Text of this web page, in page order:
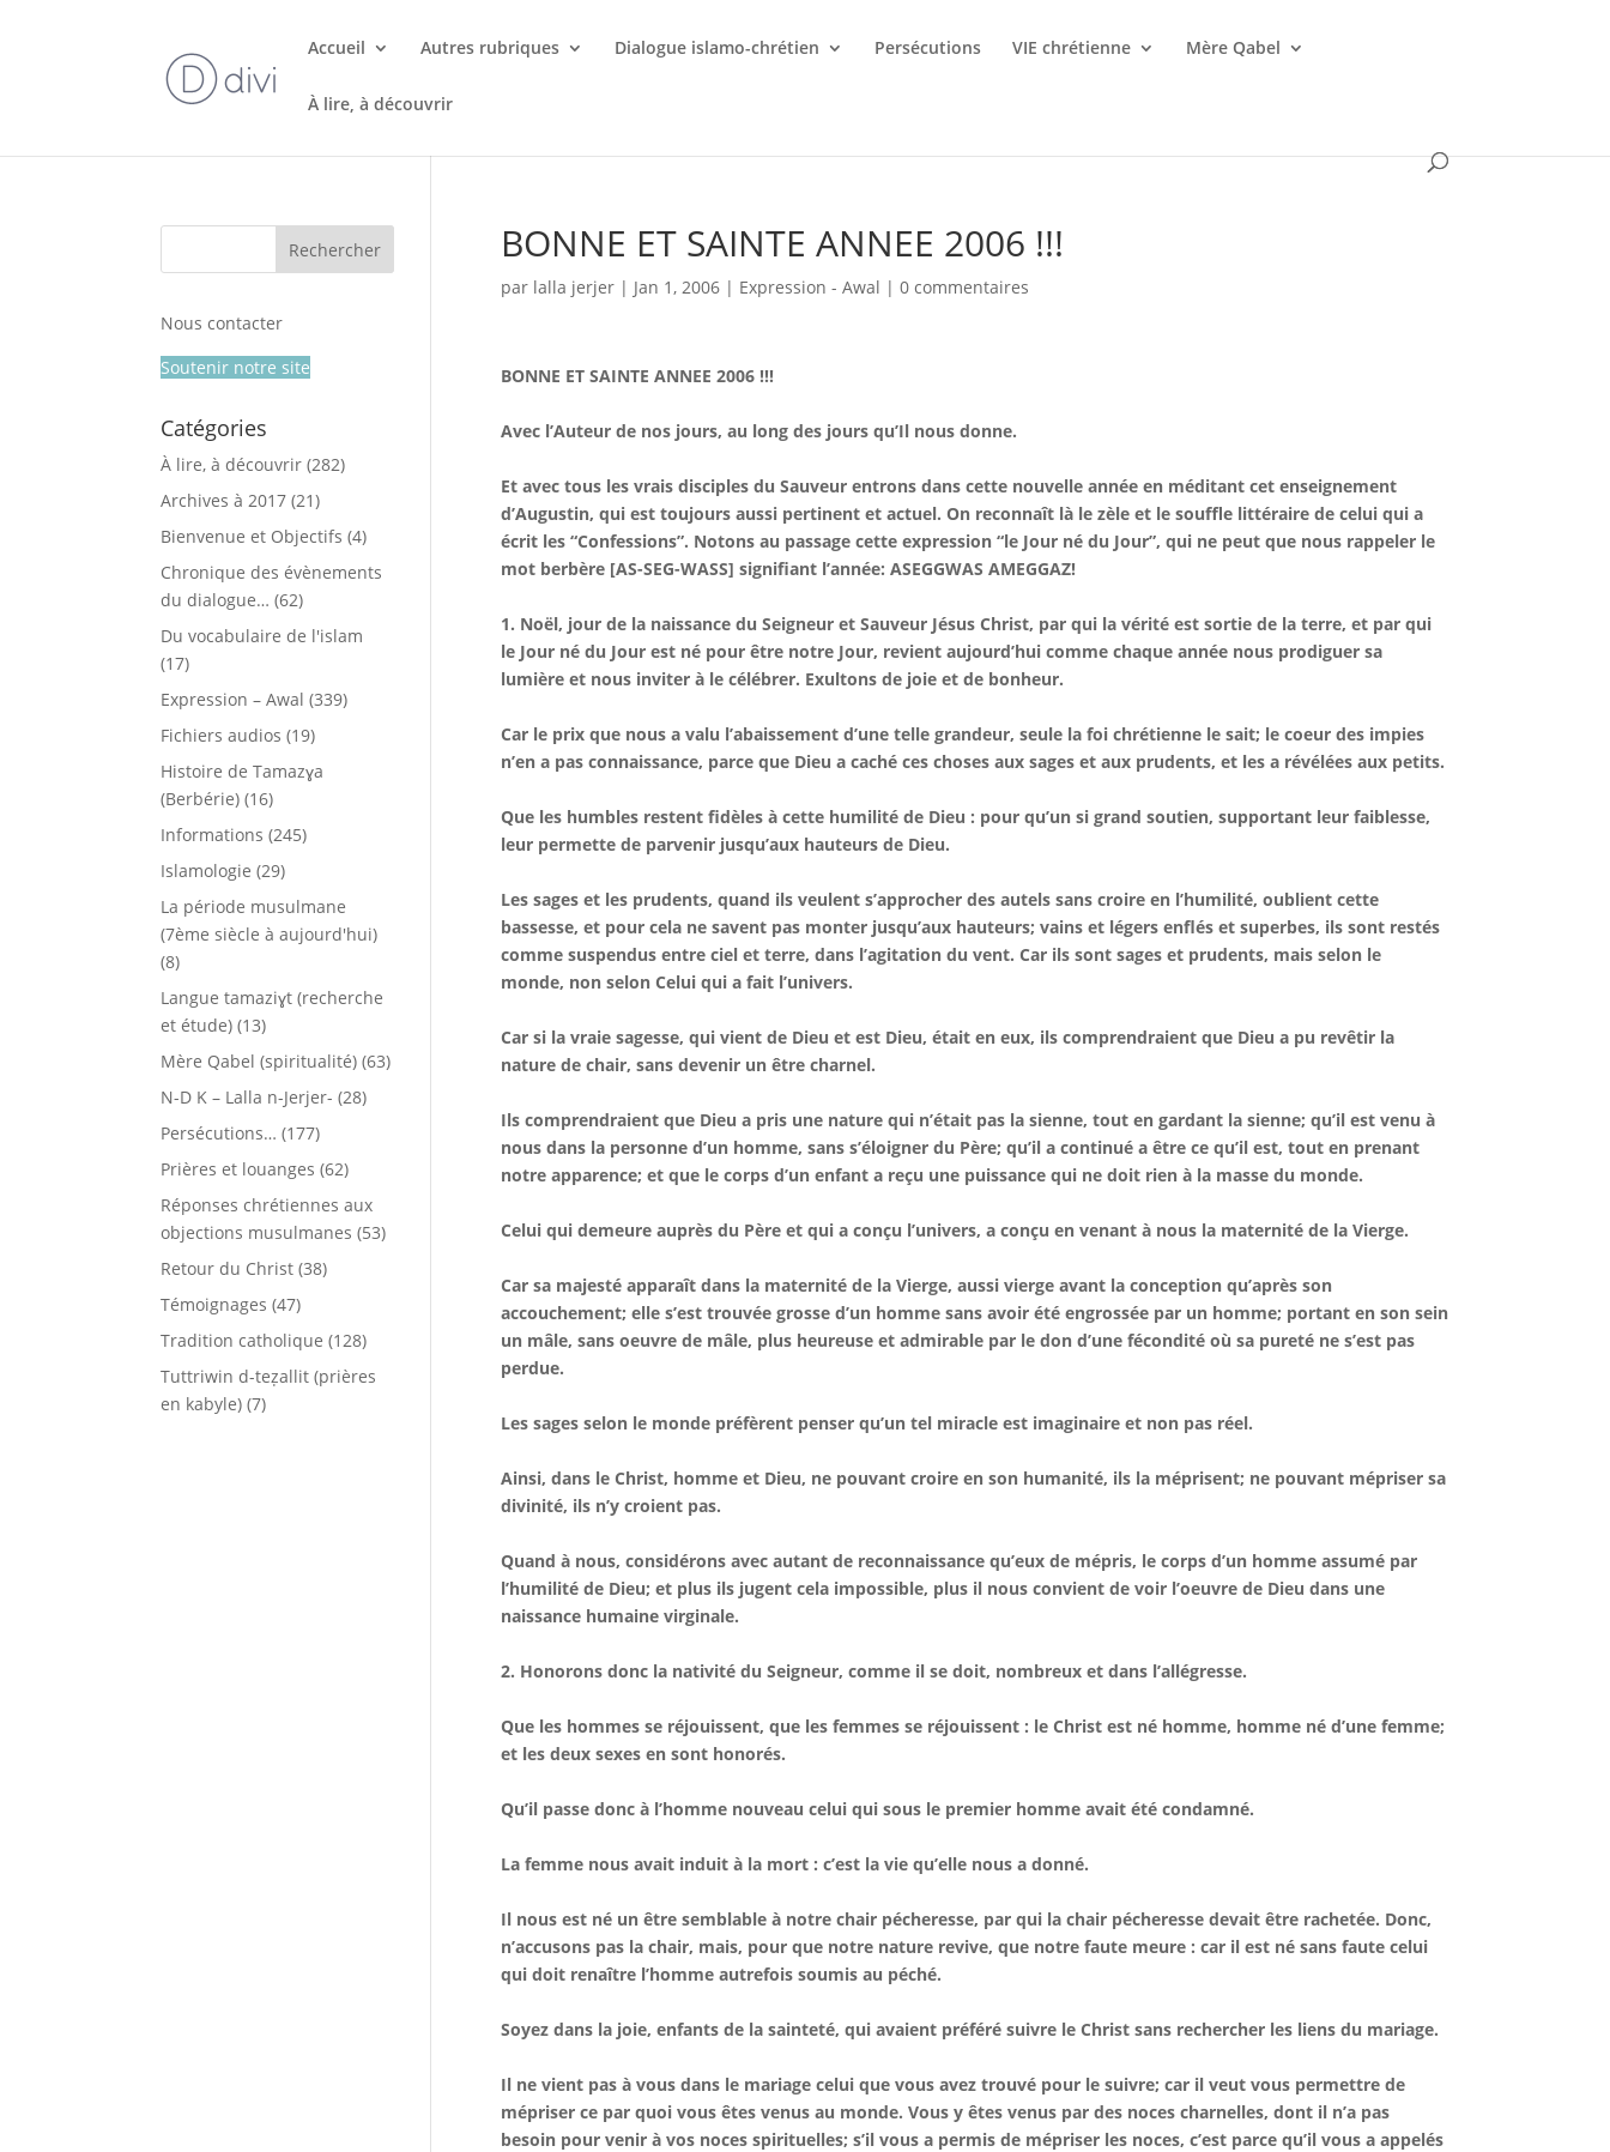
Accueil Autres rubriques Dialogue islamo-chrétien Persécutions VIE chrétienne Mère Qabel
À lire, à découvrir
BONNE ET SAINTE ANNEE 2006 !!!
par lalla jerjer| Jan 1, 2006| Expression - Awal | 0 commentaires
BONNE ET SAINTE ANNEE 2006 !!!
Avec l’Auteur de nos jours, au long des jours qu’Il nous donne.
Et avec tous les vrais disciples du Sauveur entrons dans cette nouvelle année en méditant cet enseignement
d’Augustin, qui est toujours aussi pertinent et actuel. On reconnaît là le zèle et le souffle littéraire de celui qui a
écrit les “Confessions”. Notons au passage cette expression “le Jour né du Jour”, qui ne peut que nous rappeler le
mot berbère [AS-SEG-WASS] signifiant l’année: ASEGGWAS AMEGGAZ!
1. Noël, jour de la naissance du Seigneur et Sauveur Jésus Christ, par qui la vérité est sortie de la terre, et par qui
le Jour né du Jour est né pour être notre Jour, revient aujourd’hui comme chaque année nous prodiguer sa
lumière et nous inviter à le célébrer. Exultons de joie et de bonheur.
Car le prix que nous a valu l’abaissement d’une telle grandeur, seule la foi chrétienne le sait; le coeur des impies
n’en a pas connaissance, parce que Dieu a caché ces choses aux sages et aux prudents, et les a révélées aux petits.
Que les humbles restent fidèles à cette humilité de Dieu : pour qu’un si grand soutien, supportant leur faiblesse,
leur permette de parvenir jusqu’aux hauteurs de Dieu.
Les sages et les prudents, quand ils veulent s’approcher des autels sans croire en l’humilité, oublient cette
bassesse, et pour cela ne savent pas monter jusqu’aux hauteurs; vains et légers enflés et superbes, ils sont restés
comme suspendus entre ciel et terre, dans l’agitation du vent. Car ils sont sages et prudents, mais selon le
monde, non selon Celui qui a fait l’univers.
Car si la vraie sagesse, qui vient de Dieu et est Dieu, était en eux, ils comprendraient que Dieu a pu revêtir la
nature de chair, sans devenir un être charnel.
Ils comprendraient que Dieu a pris une nature qui n’était pas la sienne, tout en gardant la sienne; qu’il est venu à
nous dans la personne d’un homme, sans s’éloigner du Père; qu’il a continué a être ce qu’il est, tout en prenant
notre apparence; et que le corps d’un enfant a reçu une puissance qui ne doit rien à la masse du monde.
Celui qui demeure auprès du Père et qui a conçu l’univers, a conçu en venant à nous la maternité de la Vierge.
Car sa majesté apparaît dans la maternité de la Vierge, aussi vierge avant la conception qu’après son
accouchement; elle s’est trouvée grosse d’un homme sans avoir été engrossée par un homme; portant en son sein
un mâle, sans oeuvre de mâle, plus heureuse et admirable par le don d’une fécondité où sa pureté ne s’est pas
perdue.
Les sages selon le monde préfèrent penser qu’un tel miracle est imaginaire et non pas réel.
Ainsi, dans le Christ, homme et Dieu, ne pouvant croire en son humanité, ils la méprisent; ne pouvant mépriser sa
divinité, ils n’y croient pas.
Quand à nous, considérons avec autant de reconnaissance qu’eux de mépris, le corps d’un homme assumé par
l’humilité de Dieu; et plus ils jugent cela impossible, plus il nous convient de voir l’oeuvre de Dieu dans une
naissance humaine virginale.
2. Honorons donc la nativité du Seigneur, comme il se doit, nombreux et dans l’allégresse.
Que les hommes se réjouissent, que les femmes se réjouissent : le Christ est né homme, homme né d’une femme;
et les deux sexes en sont honorés.
Qu’il passe donc à l’homme nouveau celui qui sous le premier homme avait été condamné.
La femme nous avait induit à la mort : c’est la vie qu’elle nous a donné.
Il nous est né un être semblable à notre chair pécheresse, par qui la chair pécheresse devait être rachetée. Donc,
n’accusons pas la chair, mais, pour que notre nature revive, que notre faute meure : car il est né sans faute celui
qui doit renaître l’homme autrefois soumis au péché.
Soyez dans la joie, enfants de la sainteté, qui avaient préféré suivre le Christ sans rechercher les liens du mariage.
Il ne vient pas à vous dans le mariage celui que vous avez trouvé pour le suivre; car il veut vous permettre de
mépriser ce par quoi vous êtes venus au monde. Vous y êtes venus par des noces charnelles, dont il n’a pas
besoin pour venir à vos noces spirituelles; s’il vous a permis de mépriser les noces, c’est parce qu’il vous a appelés
Nous contacter
Soutenir notre site
Catégories
À lire, à découvrir (282)
Archives à 2017 (21)
Bienvenue et Objectifs (4)
Chronique des évènements
du dialogue… (62)
Du vocabulaire de l'islam
(17)
Expression – Awal (339)
Fichiers audios (19)
Histoire de Tamazɣa
(Berbérie) (16)
Informations (245)
Islamologie (29)
La période musulmane
(7ème siècle à aujourd'hui)
(8)
Langue tamaziɣt (recherche
et étude) (13)
Mère Qabel (spiritualité) (63)
N-D K – Lalla n-Jerjer- (28)
Persécutions… (177)
Prières et louanges (62)
Réponses chrétiennes aux
objections musulmanes (53)
Retour du Christ (38)
Témoignages (47)
Tradition catholique (128)
Tuttriwin d-teẓallit (prières
en kabyle) (7)